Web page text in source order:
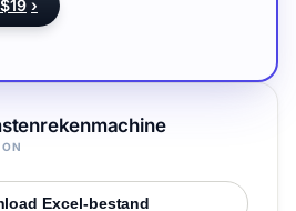
Excel-bestand
›